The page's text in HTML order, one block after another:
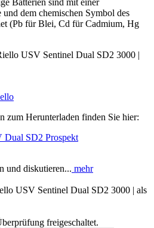
dem chemischen Symbol des
(Pb für Blei, Cd für Cadmium, Hg
USV Sentinel Dual SD2 3000 |
zum Herunterladen finden Sie hier:
SD2 Prospekt
und diskutieren... mehr
USV Sentinel Dual SD2 3000 | als
freigeschaltet.